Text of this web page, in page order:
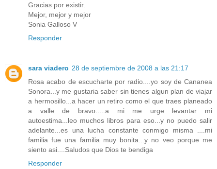
Gracias por existir.
Mejor, mejor y mejor
Sonia Galloso V
Responder
sara viadero 28 de septiembre de 2008 a las 21:17
Rosa acabo de escucharte por radio....yo soy de Cananea
Sonora...y me gustaria saber sin tienes algun plan de viajar
a hermosillo...a hacer un retiro como el que traes planeado
a valle de bravo.....a mi me urge levantar mi
autoestima...leo muchos libros para eso...y no puedo salir
adelante...es una lucha constante conmigo misma ....mi
familia fue una familia muy bonita...y no veo porque me
siento asi....Saludos que Dios te bendiga
Responder